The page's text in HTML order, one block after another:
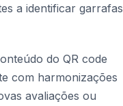
a identificar garrafas
do QR code
com harmonizações
avaliações ou